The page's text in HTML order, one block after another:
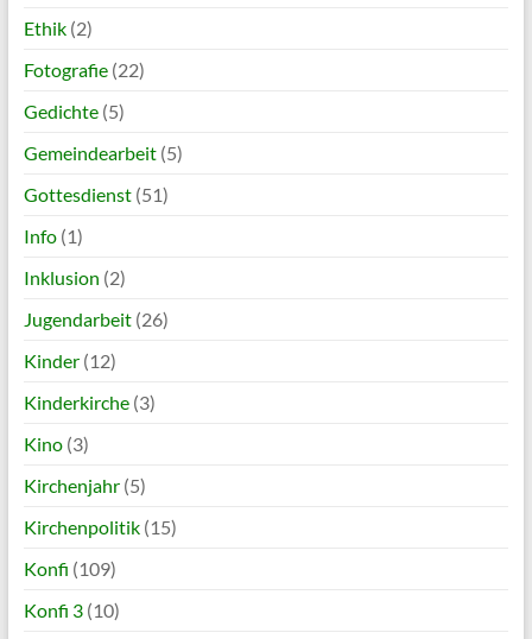
Ethik(2)
Fotografie(22)
Gedichte(5)
Gemeindearbeit(5)
Gottesdienst(51)
Info(1)
Inklusion (2)
Jugendarbeit(26)
Kinder(12)
Kinderkirche(3)
Kino(3)
Kirchenjahr(5)
Kirchenpolitik(15)
Konfi (109)
Konfi 3(10)